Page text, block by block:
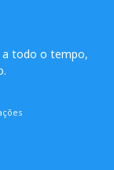
a todo o tempo,